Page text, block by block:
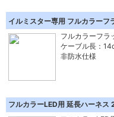
イルミスター専用 フルカラー
フルカラーフラ
ケーブル長：
非防水仕様
フルカラーLED用 延長ハーネス